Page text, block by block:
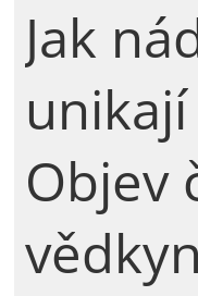
Jak
Objev